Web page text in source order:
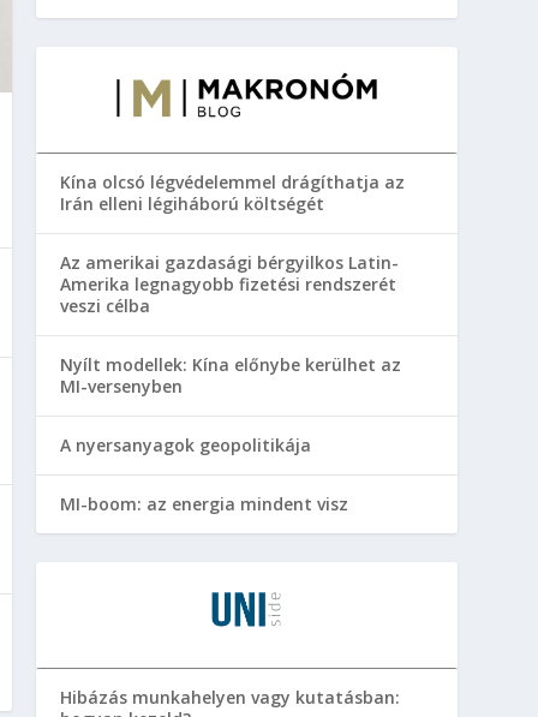
Kína olcsó légvédelemmel drágíthatja az
Irán elleni légiháború költségét
Az amerikai gazdasági bérgyilkos Latin-
Amerika legnagyobb fizetési rendszerét
veszi célba
Nyílt modellek: Kína előnybe kerülhet az
MI-versenyben
A nyersanyagok geopolitikája
MI-boom: az energia mindent visz
Hibázás munkahelyen vagy kutatásban: